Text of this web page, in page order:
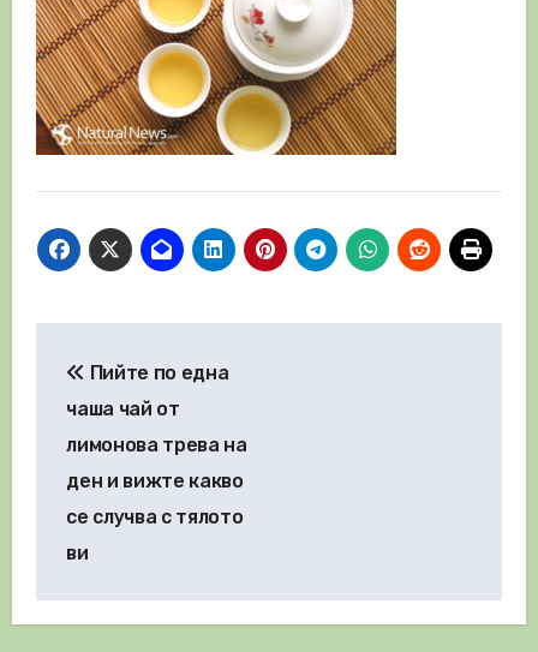
Пийте по една
чаша чай от
лимонова трева на
ден и вижте какво
се случва с тялото
ви